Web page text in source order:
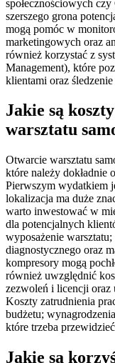
społecznościowych
szerszego grona
mogą pomóc w
marketingowych oraz
również korzystać z
Management), które
klientami oraz
Jakie są
warsztatu
Otwarcie warsztatu
które należy dokładnie
Pierwszym wydatkiem
lokalizacja ma duże
warto inwestować w
dla potencjalnych
wyposażenie
diagnostycznego oraz
kompresory mogą
również uwzględnić
zezwoleń i licencji oraz
Koszty zatrudnienia
budżetu;
które trzeba
Jakie są